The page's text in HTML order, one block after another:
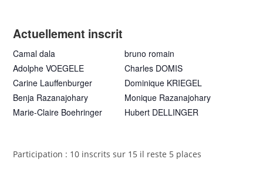
Actuellement inscrit
Camal dala
Adolphe VOEGELE
Carine Lauffenburger
Benja Razanajohary
Marie-Claire Boehringer
bruno romain
Charles DOMIS
Dominique KRIEGEL
Monique Razanajohary
Hubert DELLINGER
Participation : 10 inscrits sur 15 il reste 5 places